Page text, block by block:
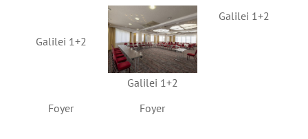
Galilei 1+2
Galilei 1+2
Galilei 1+2
Foyer Foyer